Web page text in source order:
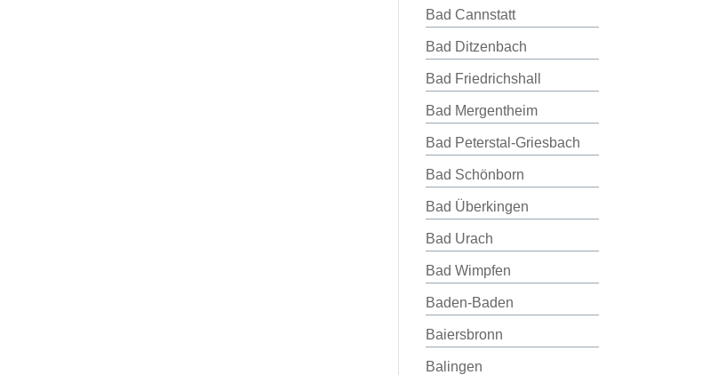
Bad Cannstatt
Bad Ditzenbach
Bad Friedrichshall
Bad Mergentheim
Bad Peterstal-Griesbach
Bad Schönborn
Bad Überkingen
Bad Urach
Bad Wimpfen
Baden-Baden
Baiersbronn
Balingen